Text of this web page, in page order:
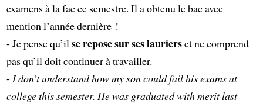
examens à la fac ce semestre. Il a obtenu le bac avec
mention l’année dernière !
- Je pense qu’il se repose sur ses laurierset ne comprend
pas qu’il doit continuer à travailler.
- I don’t understand how my son could fail his exams at
college this semester. He was graduated with merit last